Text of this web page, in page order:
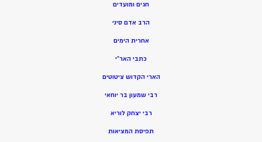
חגים ומועדים
הרב אדם סיני
אחרית הימים
כתבי האר”י
הארי הקדוש ציטוטים
רבי שמעון בר יוחאי
רבי יצחק לוריא
תפיסת המציאות